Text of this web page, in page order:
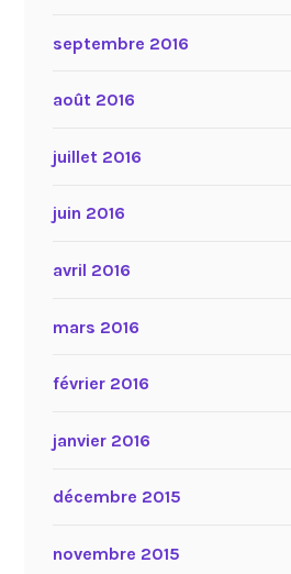
septembre 2016
août 2016
juillet 2016
juin 2016
avril 2016
mars 2016
février 2016
janvier 2016
décembre 2015
novembre 2015